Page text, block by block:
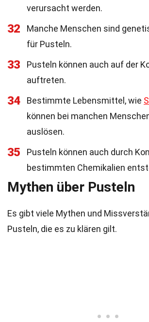
verursacht werden.
32
Manche Menschen sind
für Pusteln.
33
Pusteln können auch auf der
auftreten.
34 Bestimmte Lebensmittel, wie
können bei manchen
auslösen.
35
Pusteln können auch durch
bestimmten Chemikalien
Mythen über Pusteln
Es gibt viele Mythen und
Pusteln, die es zu klären gilt.